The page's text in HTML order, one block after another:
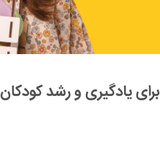
و رشد کودکان 4 و 5 ساله